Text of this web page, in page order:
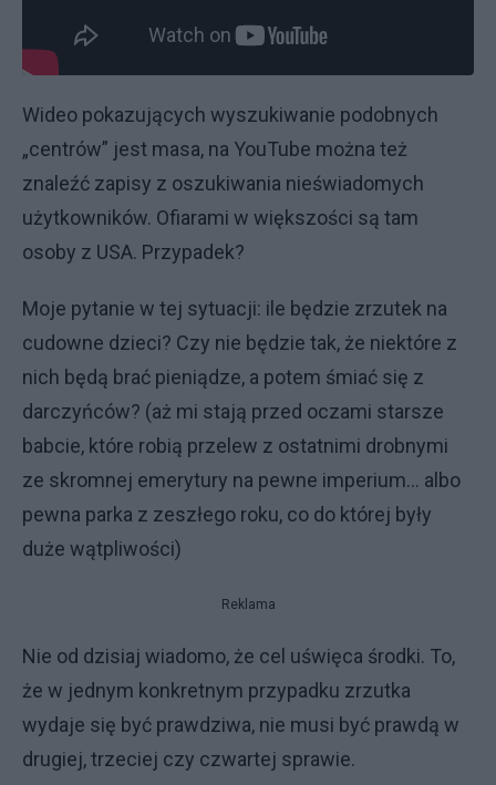
Wideo pokazujących wyszukiwanie podobnych
„centrów” jest masa, na YouTube można też
znaleźć zapisy z oszukiwania nieświadomych
użytkowników. Ofiarami w większości są tam
osoby z USA. Przypadek?
Moje pytanie w tej sytuacji: ile będzie zrzutek na
cudowne dzieci? Czy nie będzie tak, że niektóre z
nich będą brać pieniądze, a potem śmiać się z
darczyńców? (aż mi stają przed oczami starsze
babcie, które robią przelew z ostatnimi drobnymi
ze skromnej emerytury na pewne imperium… albo
pewna parka z zeszłego roku, co do której były
duże wątpliwości)
Reklama
Nie od dzisiaj wiadomo, że cel uświęca środki. To,
że w jednym konkretnym przypadku zrzutka
wydaje się być prawdziwa, nie musi być prawdą w
drugiej, trzeciej czy czwartej sprawie.